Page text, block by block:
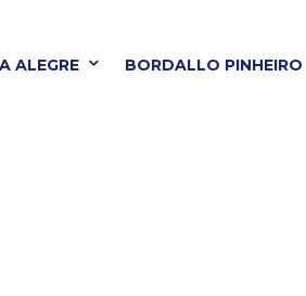
ALEGRE BORDALLO PINHEIRO